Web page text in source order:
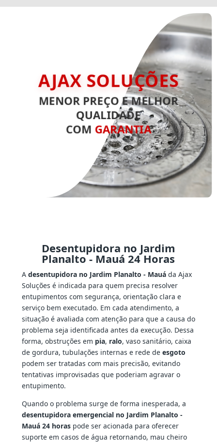
AJAX SOLUÇÕES
MENOR PREÇO E MELHOR
QUALIDADE
COM GARANTIA
Desentupidora no Jardim
Planalto - Mauá 24 Horas
A desentupidora no Jardim Planalto - Mauáda Ajax
Soluções é indicada para quem precisa resolver
entupimentos com segurança, orientação clara e
serviço bem executado. Em cada atendimento, a
situação é avaliada com atenção para que a causa do
problema seja identificada antes da execução. Dessa
forma, obstruções em pia, ralo, vaso sanitário, caixa
de gordura, tubulações internas e rede de esgoto
podem ser tratadas com mais precisão, evitando
tentativas improvisadas que poderiam agravar o
entupimento.
Quando o problema surge de forma inesperada, a
desentupidora emergencial no Jardim Planalto -
Mauá 24 horaspode ser acionada para oferecer
suporte em casos de água retornando, mau cheiro